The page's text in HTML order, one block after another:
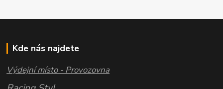
Kde nás najdete
Výdejní místo - Provozovna